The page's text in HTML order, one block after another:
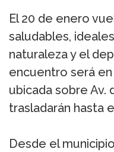
El 20 de enero
saludables,
naturaleza y el
encuentro será
ubicada sobre Av.
trasladarán hasta
Desde el